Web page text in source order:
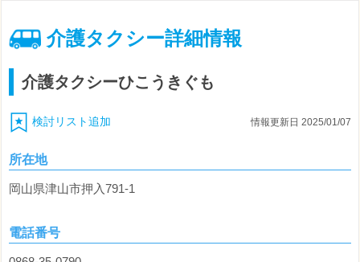
介護タクシー詳細情報
介護タクシーひこうきぐも
検討リスト追加 情報更新日 2025/01/07
所在地
岡山県津山市押入791-1
電話番号